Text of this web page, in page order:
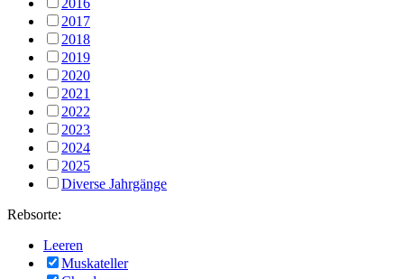
2017
2018
2019
2020
2021
2022
2023
2024
2025
Diverse Jahrgänge
Rebsorte:
Leeren
Muskateller